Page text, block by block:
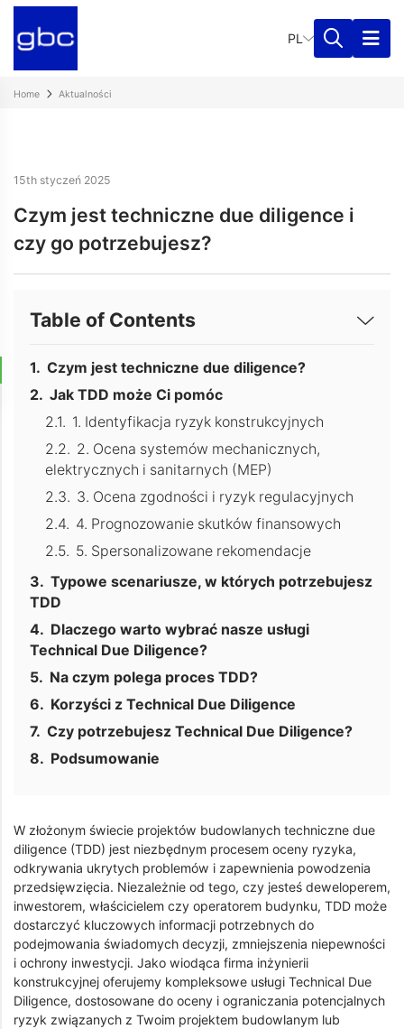
PL
Home Aktualności
15th styczeń 2025
Czym jest techniczne due diligence i
czy go potrzebujesz?
Table of Contents
Czym jest techniczne due diligence?
Jak TDD może Ci pomóc
1. Identyfikacja ryzyk konstrukcyjnych
2. Ocena systemów mechanicznych,
elektrycznych i sanitarnych (MEP)
3. Ocena zgodności i ryzyk regulacyjnych
4. Prognozowanie skutków finansowych
5. Spersonalizowane rekomendacje
Typowe scenariusze, w których potrzebujesz
TDD
Dlaczego warto wybrać nasze usługi
Technical Due Diligence?
Na czym polega proces TDD?
Korzyści z Technical Due Diligence
Czy potrzebujesz Technical Due Diligence?
Podsumowanie
W złożonym świecie projektów budowlanych techniczne due
diligence (TDD) jest niezbędnym procesem oceny ryzyka,
odkrywania ukrytych problemów i zapewnienia powodzenia
przedsięwzięcia. Niezależnie od tego, czy jesteś deweloperem,
inwestorem, właścicielem czy operatorem budynku, TDD może
dostarczyć kluczowych informacji potrzebnych do
podejmowania świadomych decyzji, zmniejszenia niepewności
i ochrony inwestycji. Jako wiodąca firma inżynierii
konstrukcyjnej oferujemy kompleksowe usługi Technical Due
Diligence, dostosowane do oceny i ograniczania potencjalnych
ryzyk związanych z Twoim projektem budowlanym lub